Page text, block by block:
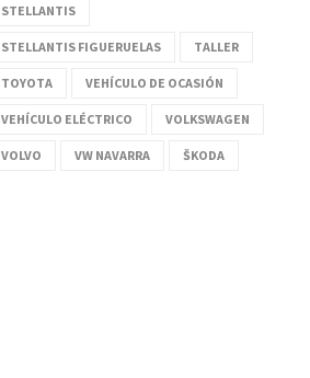
STELLANTIS
STELLANTIS FIGUERUELAS TALLER
TOYOTA VEHÍCULO DE OCASIÓN
VEHÍCULO ELÉCTRICO VOLKSWAGEN
VOLVO VW NAVARRA ŠKODA